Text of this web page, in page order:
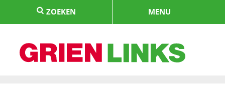
springen
ZOEKEN MENU